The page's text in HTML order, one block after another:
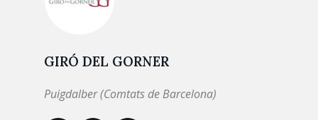
GIRÓ DEL GORNER
Puigdalber (Comtats de Barcelona)